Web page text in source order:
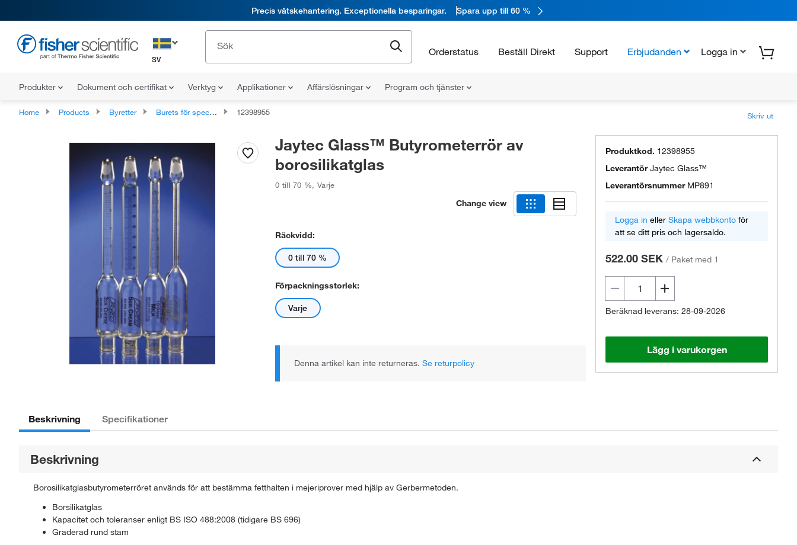
Precis vätskehantering. Exceptionella besparingar. Spara upp till 60 %
SV
Orderstatus Beställ Direkt Support Erbjudanden Logga in
Produkter Dokument och certifikat Verktyg Applikationer Affärslösningar Program och tjänster
Home Products Byretter Burets för speciella ändamål 12398955 Skriv ut
Jaytec Glass™ Butyrometerrör av
borosilikatglas
0 till 70 %, Varje
Change view
Räckvidd:
0 till 70 %
Förpackningsstorlek:
Varje
Denna artikel kan inte returneras. Se returpolicy
Produktkod. 12398955
LeverantörJaytec Glass™
Leverantörsnummer MP891
Logga in eller Skapa webbkonto för
att se ditt pris och lagersaldo.
522.00 SEK / Paket med 1
Beräknad leverans: 28-09-2026
Lägg i varukorgen
Beskrivning Specifikationer
Beskrivning
Borosilikatglasbutyrometerröret används för att bestämma fetthalten i mejeriprover med hjälp av Gerbermetoden.
Borsilikatglas
Kapacitet och toleranser enligt BS ISO 488:2008 (tidigare BS 696)
Graderad rund stam